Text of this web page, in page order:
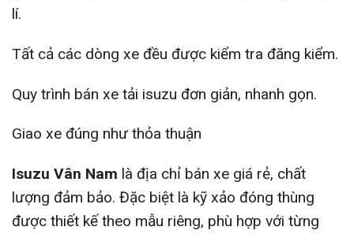
lí.
Tất cả các dòng xe đều được kiểm tra đăng kiểm.
Quy trình bán xe tải isuzu đơn giản, nhanh gọn.
Giao xe đúng như thỏa thuận
Isuzu Vân Nam là địa chỉ bán xe giá rẻ, chất
lượng đảm bảo. Đặc biệt là kỹ xảo đóng thùng
được thiết kế theo mẫu riêng, phù hợp với từng